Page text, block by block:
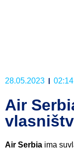
28.05.2023 02:14
Air
Air Serbia ima